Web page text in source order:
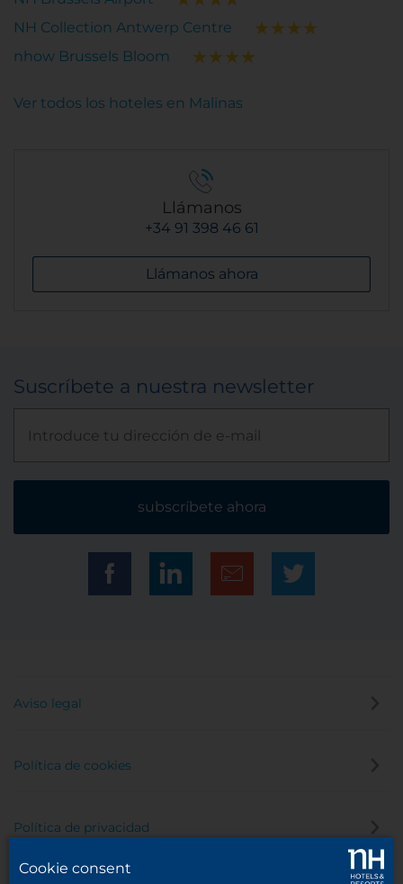
NH Collection Antwerp Centre
nhow Brussels Bloom
Ver todos los hoteles en Malinas
Llámanos
+34 91 398 46 61
Llámanos ahora
Suscríbete a nuestra newsletter
subscríbete ahora
Aviso legal
Política de cookies
Política de privacidad
Cookie consent